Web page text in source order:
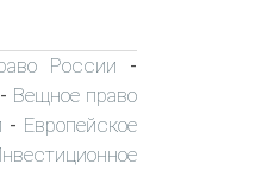
России -
- Вещное право
- Европейское